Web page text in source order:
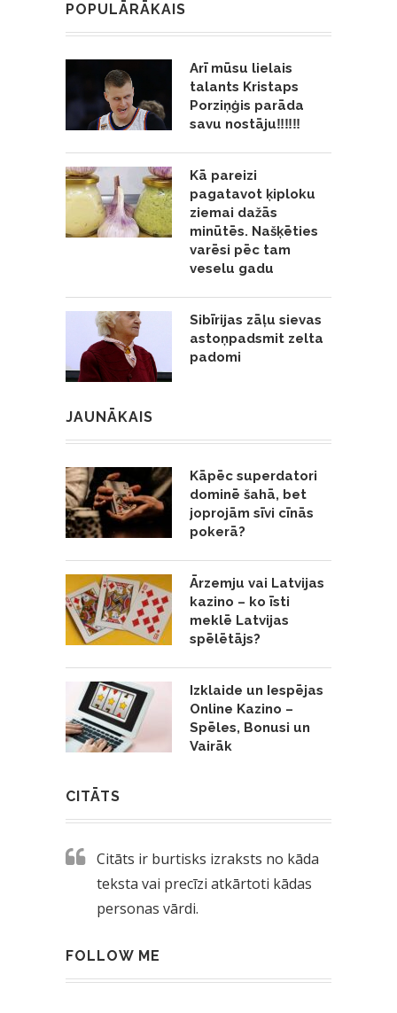
POPULĀRĀKAIS
Arī mūsu lielais
talants Kristaps
Porziņģis parāda
savu nostāju‼️‼️‼️
Kā pareizi
pagatavot ķiploku
ziemai dažās
minūtēs. Našķēties
varēsi pēc tam
veselu gadu
Sibīrijas zāļu sievas
astoņpadsmit zelta
padomi
JAUNĀKAIS
Kāpēc superdatori
dominē šahā, bet
joprojām sīvi cīnās
pokerā?
Ārzemju vai Latvijas
kazino – ko īsti
meklē Latvijas
spēlētājs?
Izklaide un Iespējas
Online Kazino –
Spēles, Bonusi un
Vairāk
CITĀTS
Citāts ir burtisks izraksts no kāda
teksta vai precīzi atkārtoti kādas
personas vārdi.
FOLLOW ME